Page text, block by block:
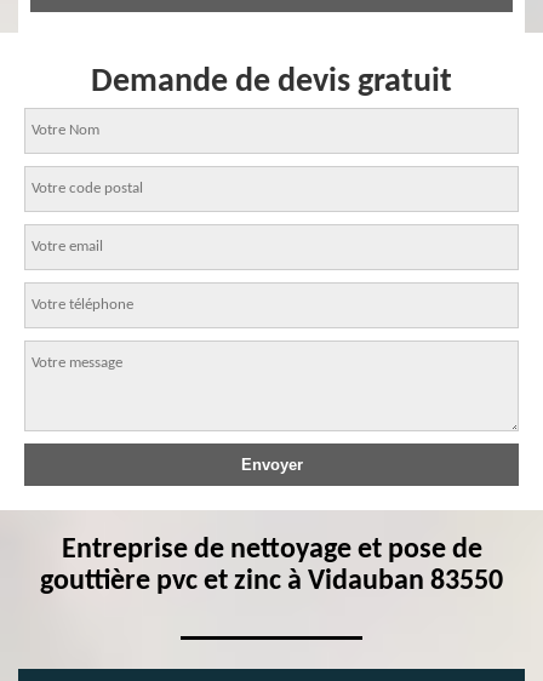
Demande de devis gratuit
Entreprise de nettoyage et pose de
gouttière pvc et zinc à Vidauban 83550